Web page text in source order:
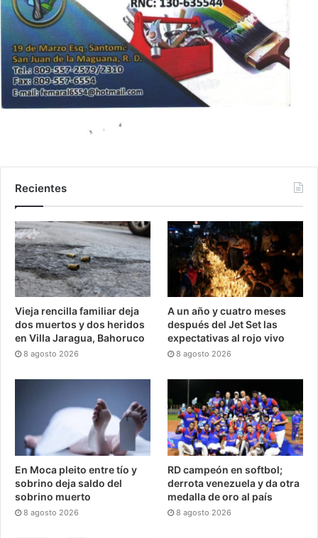
Recientes
Vieja rencilla familiar deja
dos muertos y dos heridos
en Villa Jaragua, Bahoruco
8 agosto 2026
A un año y cuatro meses
después del Jet Set las
expectativas al rojo vivo
8 agosto 2026
En Moca pleito entre tío y
sobrino deja saldo del
sobrino muerto
8 agosto 2026
RD campeón en softbol;
derrota venezuela y da otra
medalla de oro al país
8 agosto 2026